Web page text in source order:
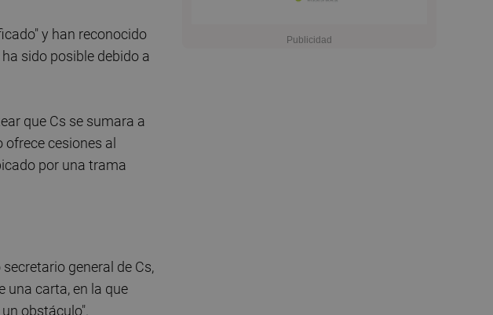
y han reconocido
sido posible debido a
que Cs se sumara a
cesiones al
por una trama
general de Cs,
una carta, en la que
obstáculo".